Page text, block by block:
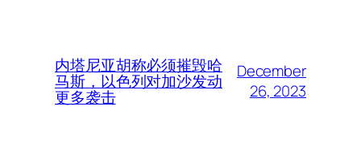
内塔尼亚胡称必须摧毁哈
马斯，以色列对加沙发动
更多袭击
December
26, 2023